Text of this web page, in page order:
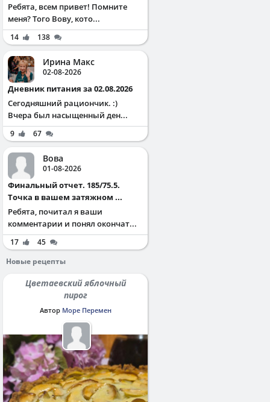
Ребята, всем привет! Помните
меня? Того Вову, кото...
14 138
Ирина Макс
02-08-2026
Дневник питания за 02.08.2026
Сегодняшний рациончик. :)
Вчера был насыщенный ден...
9 67
Вова
01-08-2026
Финальный отчет. 185/75.5.
Точка в вашем затяжном ...
Ребята, почитал я ваши
комментарии и понял окончат...
17
45
Новые рецепты
Цветаевский яблочный
пирог
Автор Море Перемен